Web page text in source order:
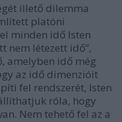
illető dilemma
platóni
minden idő Isten
nem létezett idő”,
amelyben idő még
az idő dimenzióit
fel rendszerét, Isten
róla, hogy
Nem tehető fel az a